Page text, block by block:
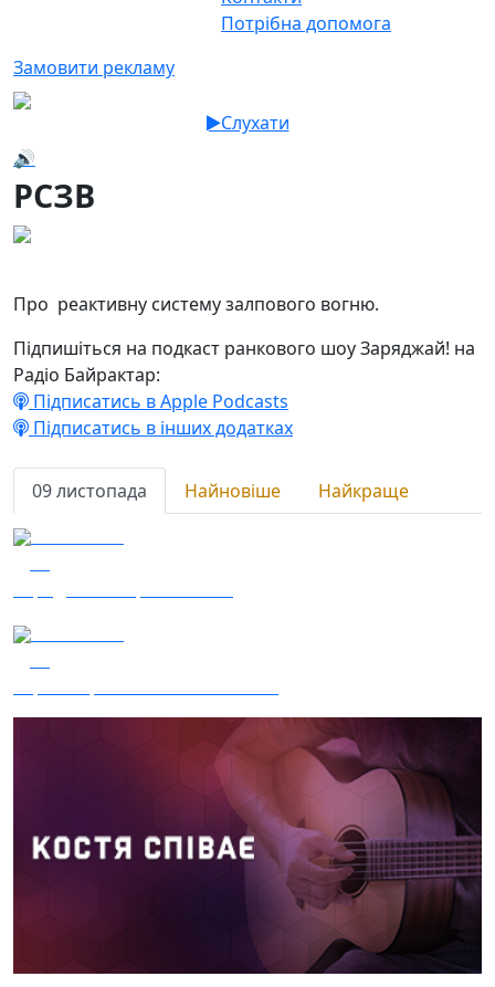
Потрібна допомога
Замовити рекламу
Слухати
🔊
РСЗВ
Про реактивну систему залпового вогню.
Підпишіться на подкаст ранкового шоу Заряджай! на
Радіо Байрактар:
Підписатись в Apple Podcasts
Підписатись в інших додатках
09 листопада Найновіше
Найкраще